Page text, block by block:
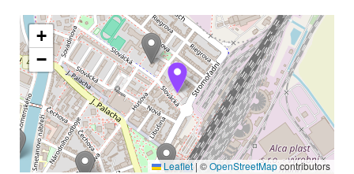
+
−
Leaflet|©OpenStreetMapcontributors